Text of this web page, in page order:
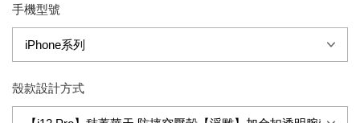
手機型號
殼款設計方式